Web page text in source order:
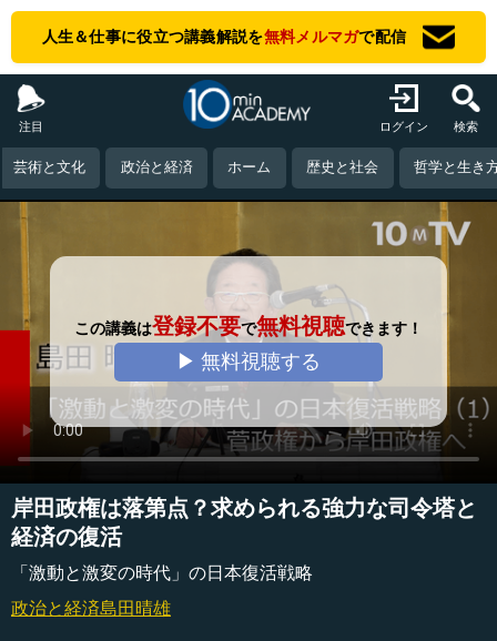
人生＆仕事に役立つ講義解説を無料メルマガで配信
注目 ログイン 検索
芸術と文化 政治と経済 ホーム 歴史と社会 哲学と生き
この講義は登録不要で無料視聴できます！
▶ 無料視聴する
岸田政権は落第点？求められる強力な司令塔と
経済の復活
「激動と激変の時代」の日本復活戦略
政治と経済島田晴雄